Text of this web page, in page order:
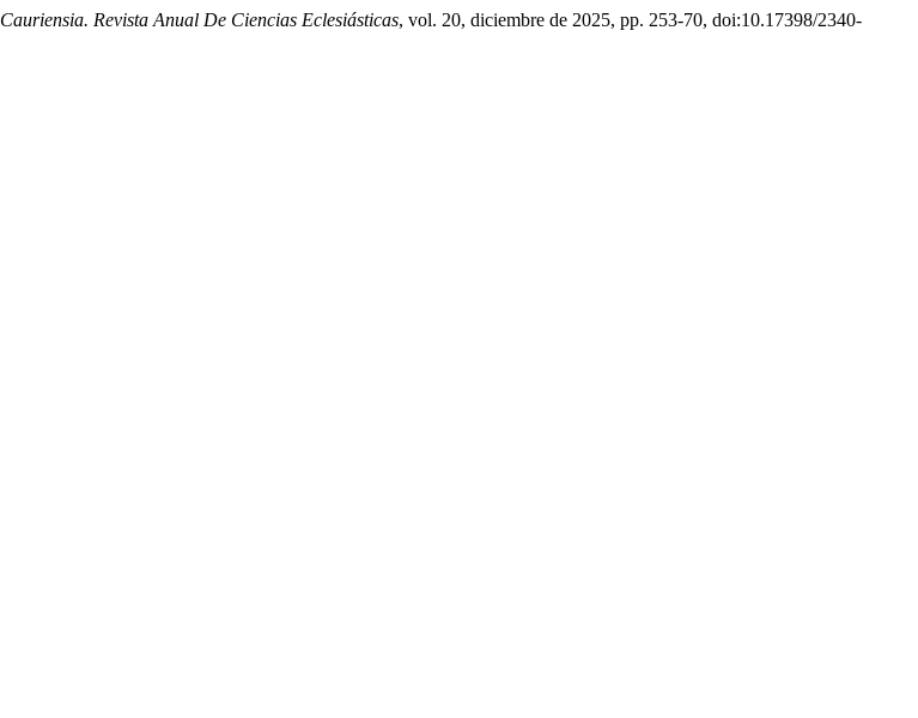
Cauriensia. Revista Anual De Ciencias Eclesiásticas, vol. 20, diciembre de 2025, pp. 253-70, doi:10.17398/2340-